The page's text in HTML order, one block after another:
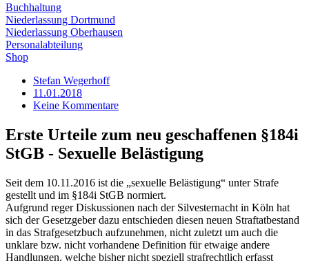
Buchhaltung
Niederlassung Dortmund
Niederlassung Oberhausen
Personalabteilung
Shop
Stefan Wegerhoff
11.01.2018
Keine Kommentare
Erste Urteile zum neu geschaffenen §184i
StGB - Sexuelle Belästigung
Seit dem 10.11.2016 ist die „sexuelle Belästigung“ unter Strafe
gestellt und im §184i StGB normiert.
Aufgrund reger Diskussionen nach der Silvesternacht in Köln hat
sich der Gesetzgeber dazu entschieden diesen neuen Straftatbestand
in das Strafgesetzbuch aufzunehmen, nicht zuletzt um auch die
unklare bzw. nicht vorhandene Definition für etwaige andere
Handlungen, welche bisher nicht speziell strafrechtlich erfasst